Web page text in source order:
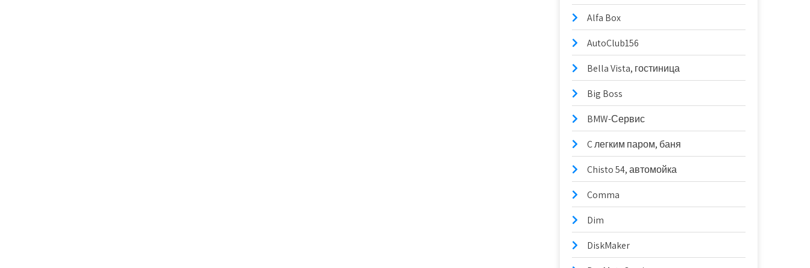
Alfa Box
AutoClub156
Bella Vista, гостиница
Big Boss
BMW-Сервис
C легким паром, баня
Chisto 54, автомойка
Comma
Dim
DiskMaker